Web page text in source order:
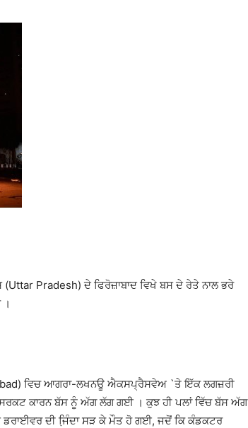
Pradesh) ਦੇ ਫਿਰੋਜ਼ਾਬਾਦ ਵਿਖੇ ਬਸ ਦੇ ਰੇਤੇ ਨਾਲ ਭਰੇ
।
ਵਿਚ ਆਗਰਾ-ਲਖਨਊ ਐਕਸਪ੍ਰੈਸਵੇਅ `ਤੇ ਇੱਕ ਲਗਜ਼ਰੀ
ਕਾਰਨ ਬੱਸ ਨੂੰ ਅੱਗ ਲੱਗ ਗਈ । ਕੁਝ ਹੀ ਪਲਾਂ ਵਿੱਚ ਬੱਸ ਅੱਗ
ਦੀ ਜਿ਼ੰਦਾ ਸੜ ਕੇ ਮੌਤ ਹੋ ਗਈ, ਜਦੋਂ ਕਿ ਕੰਡਕਟਰ